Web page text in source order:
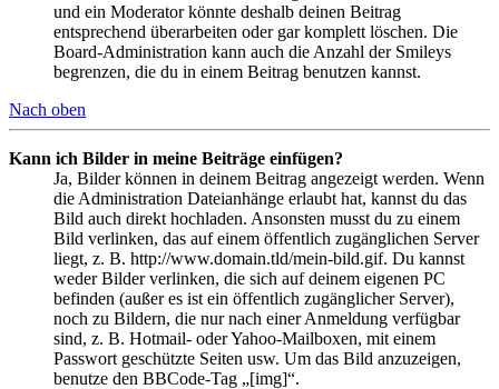
und ein Moderator könnte deshalb deinen Beitrag
entsprechend überarbeiten oder gar komplett löschen. Die
Board-Administration kann auch die Anzahl der Smileys
begrenzen, die du in einem Beitrag benutzen kannst.
Nach oben
Kann ich Bilder in meine Beiträge einfügen?
Ja, Bilder können in deinem Beitrag angezeigt werden. Wenn
die Administration Dateianhänge erlaubt hat, kannst du das
Bild auch direkt hochladen. Ansonsten musst du zu einem
Bild verlinken, das auf einem öffentlich zugänglichen Server
liegt, z. B. http://www.domain.tld/mein-bild.gif. Du kannst
weder Bilder verlinken, die sich auf deinem eigenen PC
befinden (außer es ist ein öffentlich zugänglicher Server),
noch zu Bildern, die nur nach einer Anmeldung verfügbar
sind, z. B. Hotmail- oder Yahoo-Mailboxen, mit einem
Passwort geschützte Seiten usw. Um das Bild anzuzeigen,
benutze den BBCode-Tag „[img]“.